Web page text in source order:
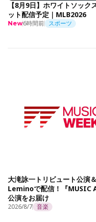
【8月9日】ホワイトソッ
ット配信予定｜MLB2026
New6時間前 スポーツ
大滝詠一トリビュート公演
Leminoで配信！『MUSIC
公演をお届け
2026/8/7 音楽